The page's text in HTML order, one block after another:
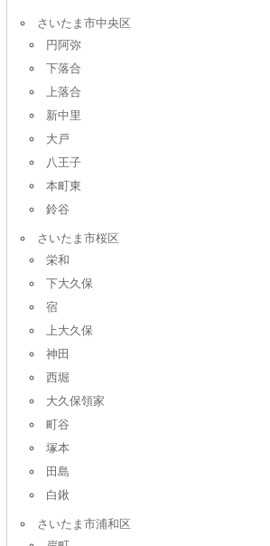
さいたま市中央区
円阿弥
下落合
上落合
新中里
大戸
八王子
本町東
鈴谷
さいたま市桜区
栄和
下大久保
宿
上大久保
神田
西堀
大久保領家
町谷
塚本
田島
白鍬
さいたま市浦和区